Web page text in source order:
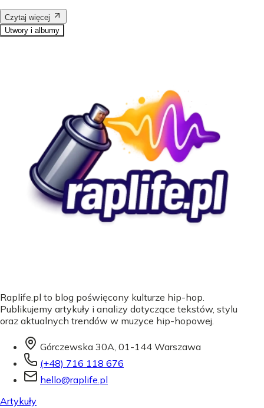
Czytaj więcej
Utwory i albumy
Raplife.pl to blog poświęcony kulturze hip-hop.
Publikujemy artykuły i analizy dotyczące tekstów, stylu
oraz aktualnych trendów w muzyce hip-hopowej.
Górczewska 30A, 01-144 Warszawa
(+48) 716 118 676
hello@raplife.pl
Artykuły